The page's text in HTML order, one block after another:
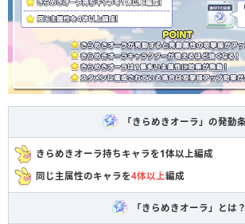
「きらめきオーラ」の発動
きらめきオーラ持ちキャラを1体以上編成
同じ主属性のキャラを4体以上編成
「きらめきオーラ」とは？